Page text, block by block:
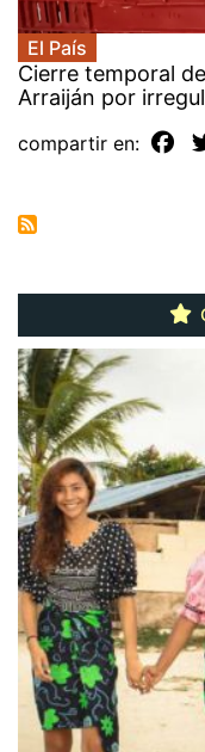
El País
Cierre temporal
Arraiján por
compartir en: